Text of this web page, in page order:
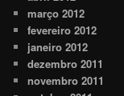
março 2012
fevereiro 2012
janeiro 2012
dezembro 2011
novembro 2011